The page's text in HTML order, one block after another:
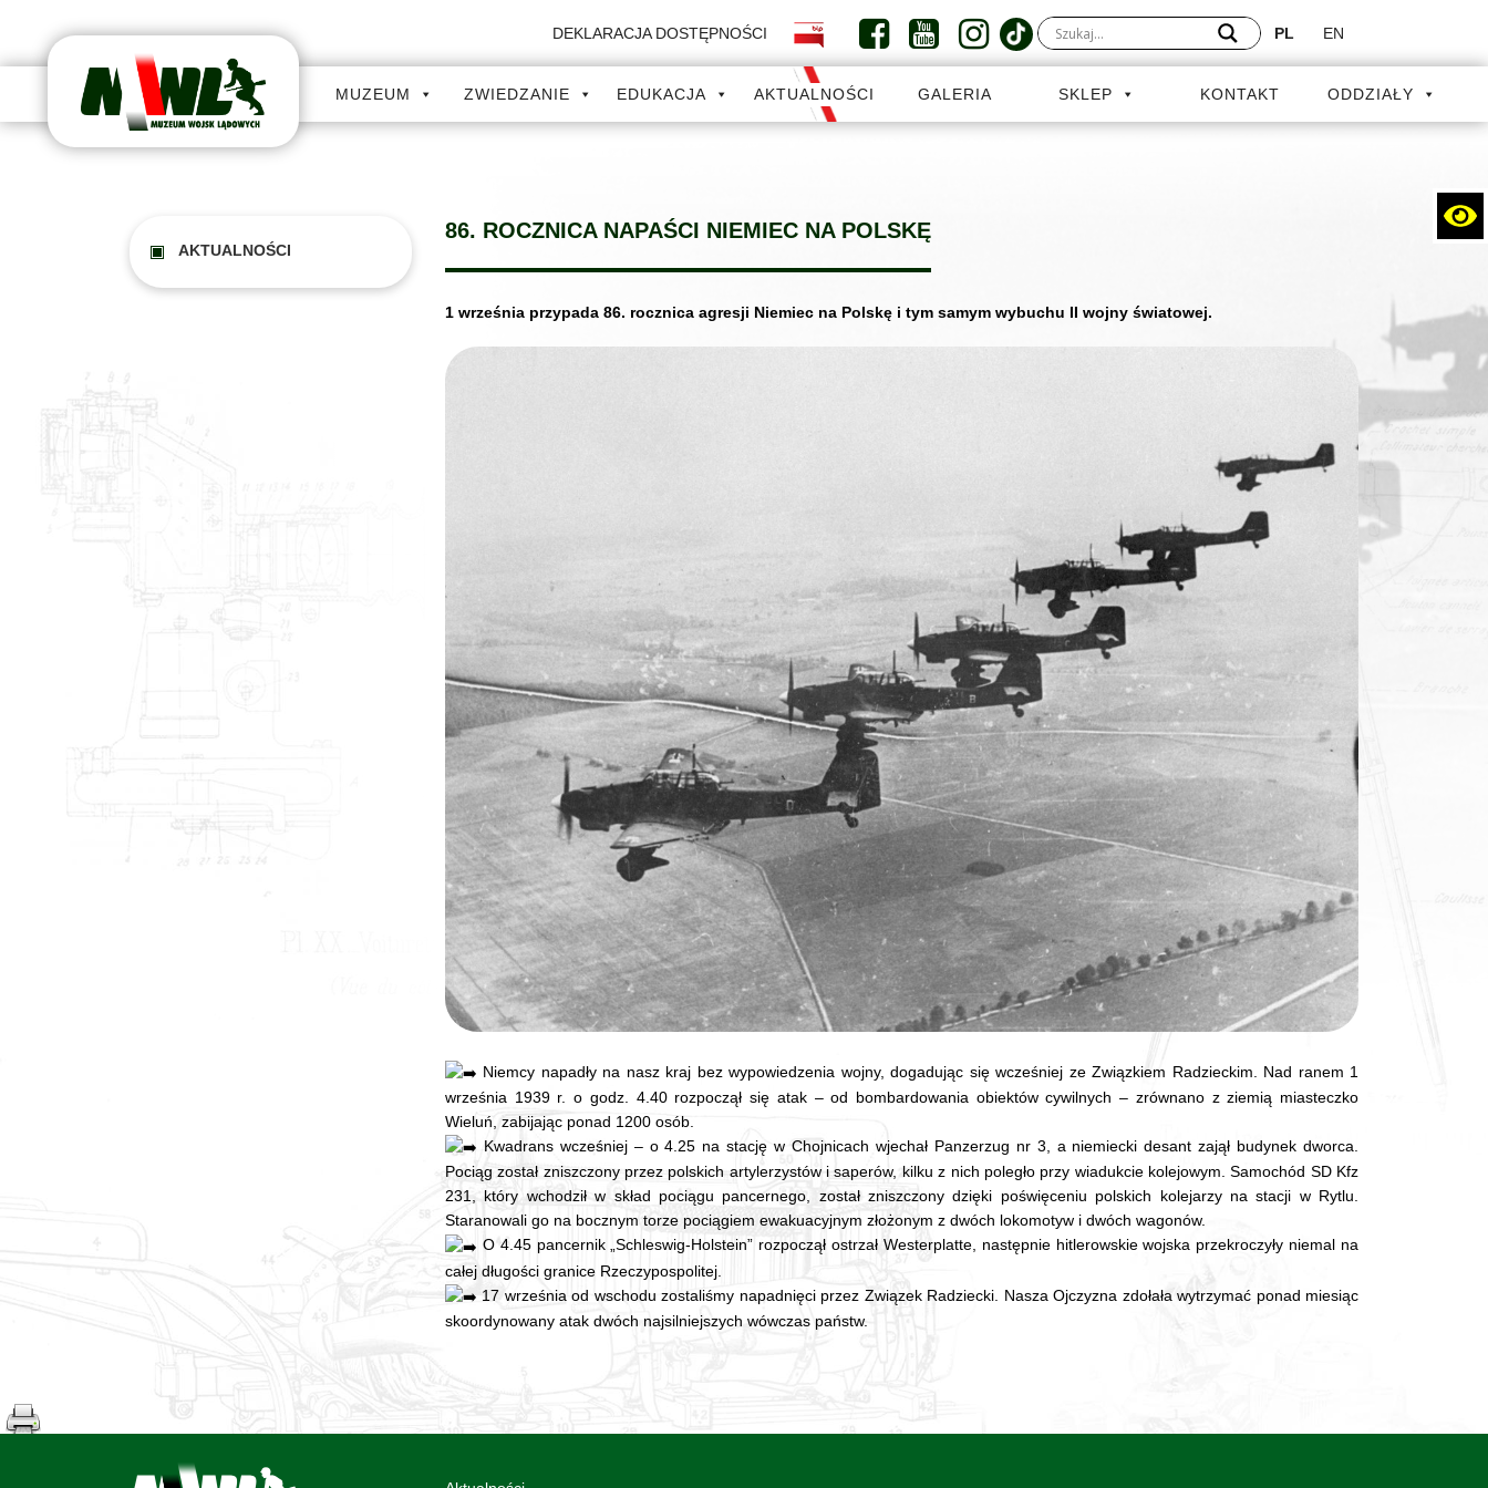
DEKLARACJA DOSTĘPNOŚCI PL EN
MUZEUM ZWIEDZANIE AKTUALNOŚCI
EDUKACJA GALERIA SKLEP KONTAKT ODDZIAŁY
86. ROCZNICA NAPAŚCI NIEMIEC NA POLSKĘ
1 września przypada 86. rocznica agresji Niemiec na Polskę i tym samym wybuchu II wojny światowej.
Niemcy napadły na nasz kraj bez wypowiedzenia wojny, dogadując się wcześniej ze Związkiem Radzieckim. Nad ranem 1
września 1939 r. o godz. 4.40 rozpoczął się atak – od bombardowania obiektów cywilnych – zrównano z ziemią miasteczko
Wieluń, zabijając ponad 1200 osób.
Kwadrans wcześniej – o 4.25 na stację w Chojnicach wjechał Panzerzug nr 3, a niemiecki desant zajął budynek dworca.
Pociąg został zniszczony przez polskich artylerzystów i saperów, kilku z nich poległo przy wiadukcie kolejowym. Samochód SD Kfz
231, który wchodził w skład pociągu pancernego, został zniszczony dzięki poświęceniu polskich kolejarzy na stacji w Rytlu.
Staranowali go na bocznym torze pociągiem ewakuacyjnym złożonym z dwóch lokomotyw i dwóch wagonów.
O 4.45 pancernik „Schleswig-Holstein” rozpoczął ostrzał Westerplatte, następnie hitlerowskie wojska przekroczyły niemal na
całej długości granice Rzeczypospolitej.
17 września od wschodu zostaliśmy napadnięci przez Związek Radziecki. Nasza Ojczyzna zdołała wytrzymać ponad miesiąc
skoordynowany atak dwóch najsilniejszych wówczas państw.
AKTUALNOŚCI